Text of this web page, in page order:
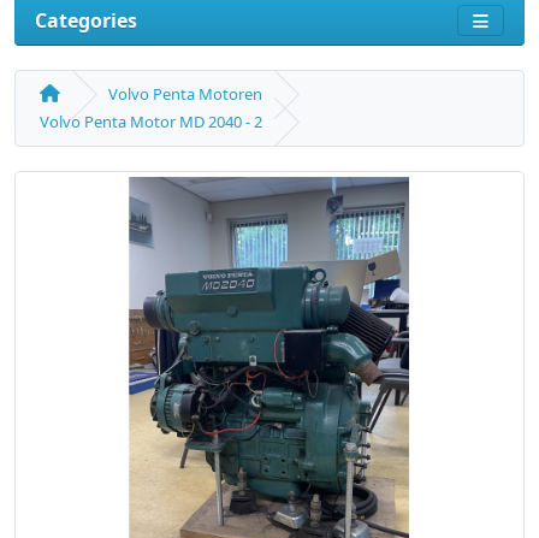
Categories
Volvo Penta Motoren
Volvo Penta Motor MD 2040 - 2